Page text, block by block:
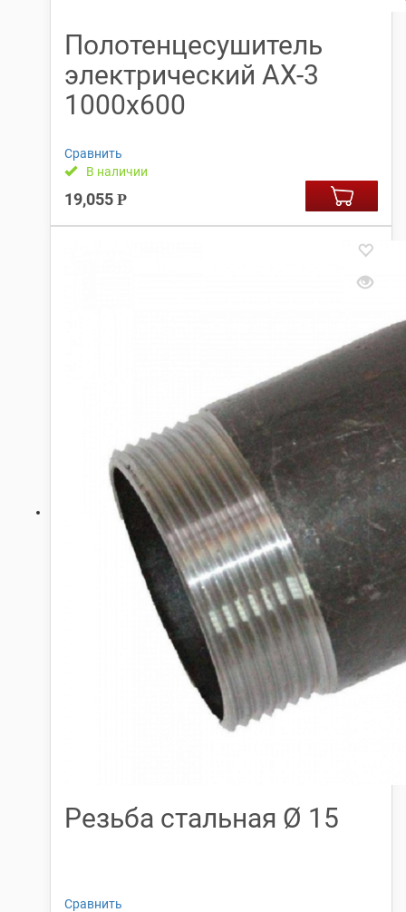
Полотенцесушитель
электрический АX-3
1000х600
Сравнить
В наличии
19,055 Р
Резьба стальная Ø 15
Сравнить